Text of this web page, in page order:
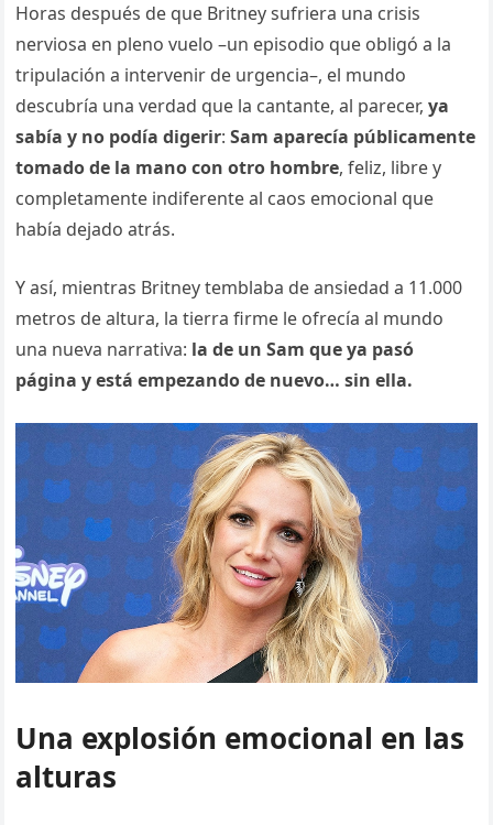
Horas después de que Britney sufriera una crisis
nerviosa en pleno vuelo –un episodio que obligó a la
tripulación a intervenir de urgencia–, el mundo
descubría una verdad que la cantante, al parecer,ya
sabía y no podía digerir:Sam aparecía públicamente
tomado de la mano con otro hombre, feliz, libre y
completamente indiferente al caos emocional que
había dejado atrás.
Y así, mientras Britney temblaba de ansiedad a 11.000
metros de altura, la tierra firme le ofrecía al mundo
una nueva narrativa: la de un Sam que ya pasó
página y está empezando de nuevo… sin ella.
Una explosión emocional en las
alturas